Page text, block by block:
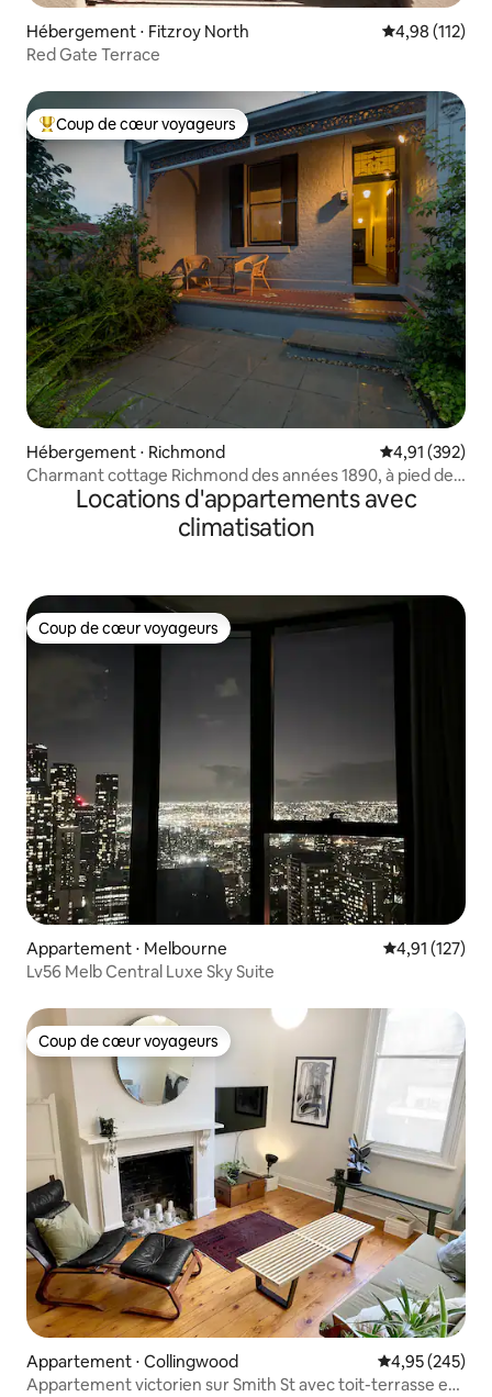
Hébergement ⋅ Fitzroy North Évaluation
4,98 (112)
Red Gate Terrace
Coups de cœur voyageurs les plus appréciés
Coup de cœur voyageurs
Hébergement ⋅ Richmond Évaluation
4,91 (392)
Charmant cottage Richmond des années 1890, à pied de
Locations d'appartements avec
climatisation
Coup de cœur voyageurs
Coup de cœur voyageurs
Appartement ⋅ Melbourne Évaluation
4,91 (127)
Lv56 Melb Central Luxe Sky Suite
Coup de cœur voyageurs
Coup de cœur voyageurs
Appartement ⋅ Collingwood Évaluation
4,95 (245)
Appartement victorien sur Smith St avec toit-terrasse et